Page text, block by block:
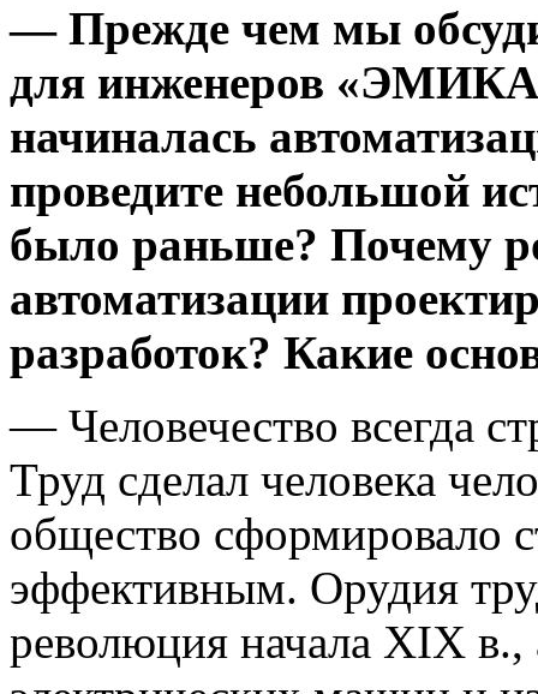
— Прежде чем мы
для инженеров
начиналась
проведите небольшой
было раньше? Почему
автоматизации
разработок? Какие
— Человечество всегда
Труд сделал человека
общество сформировало
эффективным. Орудия
революция начала XIX в.,